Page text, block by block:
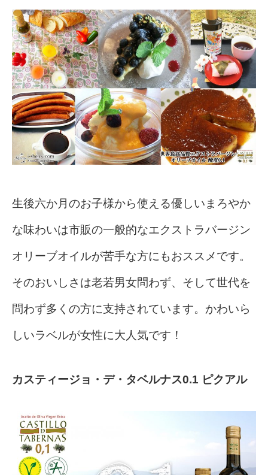
生後六か月のお子様から使える優しいまろやか
な味わいは市販の一般的なエクストラバージン
オリーブオイルが苦手な方にもおススメです。
そのおいしさは老若男女問わず、そして世代を
問わず多くの方に支持されています。かわいら
しいラベルが女性に大人気です！
カスティージョ・デ・タベルナス0.1 ピクアル